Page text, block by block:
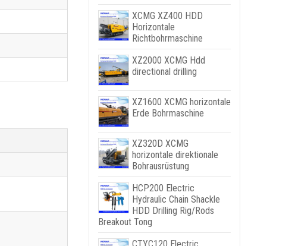
XCMG XZ400 HDD
Horizontale
Richtbohrmaschine
XZ2000 XCMG Hdd
directional drilling
XZ1600 XCMG horizontale
Erde Bohrmaschine
XZ320D XCMG
horizontale direktionale
Bohrausrüstung
HCP200 Electric
Hydraulic Chain Shackle
HDD Drilling Rig/Rods
Breakout Tong